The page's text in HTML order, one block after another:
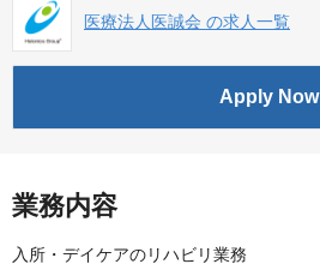
医療法人医誠会 の求人一覧
Apply Now
業務内容
入所・デイケアのリハビリ業務